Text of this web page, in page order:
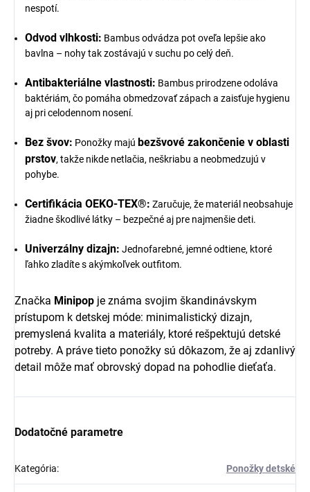
nespotí.
Odvod vlhkosti: Bambus odvádza pot oveľa lepšie ako
bavlna – nohy tak zostávajú v suchu po celý deň.
Antibakteriálne vlastnosti: Bambus prirodzene odoláva
baktériám, čo pomáha obmedzovať zápach a zaisťuje hygienu
aj pri celodennom nosení.
Bez švov: Ponožky majú bezšvové zakončenie v oblasti
prstov, takže nikde netlačia, neškriabu a neobmedzujú v
pohybe.
Certifikácia OEKO-TEX®: Zaručuje, že materiál neobsahuje
žiadne škodlivé látky – bezpečné aj pre najmenšie deti.
Univerzálny dizajn: Jednofarebné, jemné odtiene, ktoré
ľahko zladíte s akýmkoľvek outfitom.
Značka Minipop je známa svojim škandinávskym
prístupom k detskej móde: minimalistický dizajn,
premyslená kvalita a materiály, ktoré rešpektujú detské
potreby. A práve tieto ponožky sú dôkazom, že aj zdanlivý
detail môže mať obrovský dopad na pohodlie dieťaťa.
Dodatočné parametre
Kategória: Ponožky detské